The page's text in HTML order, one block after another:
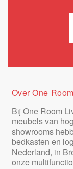
Over One
Bij One Room
meubels van
showrooms
bedkasten en
Nederland, in
onze